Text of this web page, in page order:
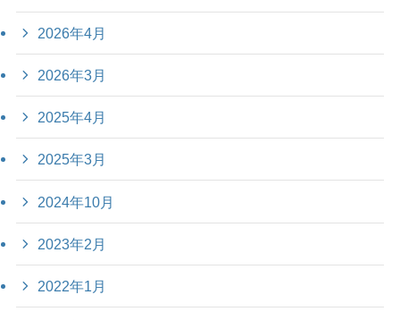
2026年4月
2026年3月
2025年4月
2025年3月
2024年10月
2023年2月
2022年1月